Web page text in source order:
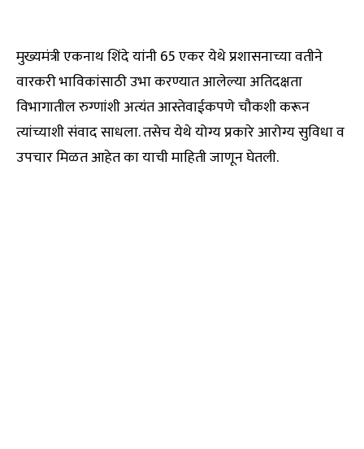
मुख्यमंत्री एकनाथ शिंदे यांनी 65 एकर येथे प्रशासनाच्या वतीने
वारकरी भाविकांसाठी उभा करण्यात आलेल्या अतिदक्षता
विभागातील रुग्णांशी अत्यंत आस्तेवाईकपणे चौकशी करून
त्यांच्याशी संवाद साधला. तसेच येथे योग्य प्रकारे आरोग्य सुविधा व
उपचार मिळत आहेत का याची माहिती जाणून घेतली.